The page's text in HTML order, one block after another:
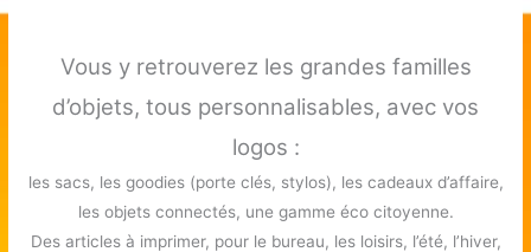
Vous y retrouverez les grandes familles
d’objets, tous personnalisables, avec vos
logos :
les sacs, les goodies (porte clés, stylos), les cadeaux d’affaire,
les objets connectés, une gamme éco citoyenne.
Des articles à imprimer, pour le bureau, les loisirs, l’été, l’hiver,